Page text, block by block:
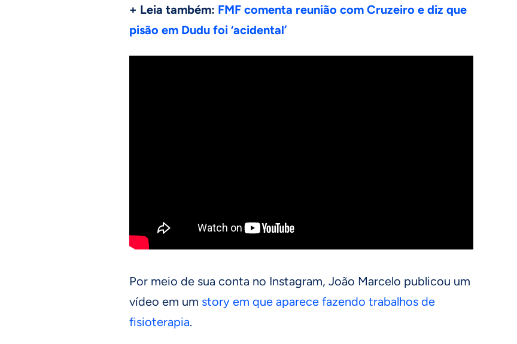
+ Leia também: FMF comenta reunião com Cruzeiro e diz que
pisão em Dudu foi ‘acidental’
Por meio de sua conta no Instagram, João Marcelo publicou um
vídeo em um story em que aparece fazendo trabalhos de
fisioterapia.